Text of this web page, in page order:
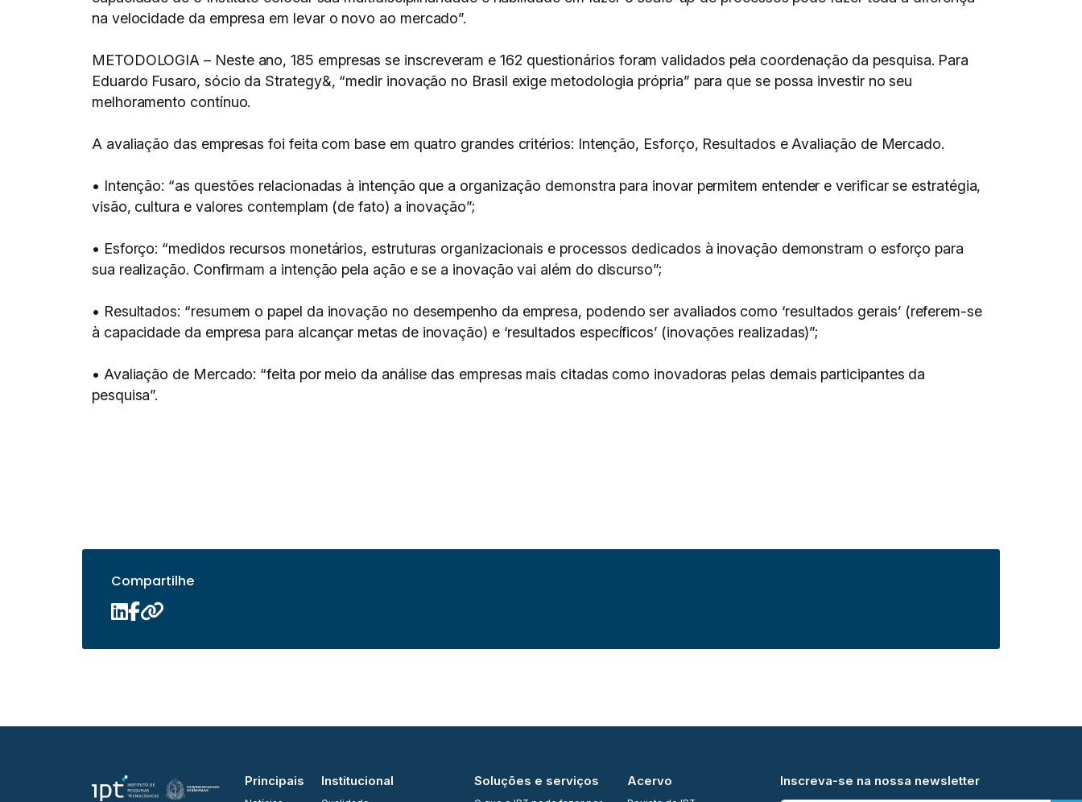
na velocidade da empresa em levar o novo ao mercado”.
METODOLOGIA – Neste ano, 185 empresas se inscreveram e 162 questionários foram validados pela coordenação da pesquisa. Para
Eduardo Fusaro, sócio da Strategy&, “medir inovação no Brasil exige metodologia própria” para que se possa investir no seu
melhoramento contínuo.
A avaliação das empresas foi feita com base em quatro grandes critérios: Intenção, Esforço, Resultados e Avaliação de Mercado.
• Intenção: “as questões relacionadas à intenção que a organização demonstra para inovar permitem entender e verificar se estratégia,
visão, cultura e valores contemplam (de fato) a inovação”;
• Esforço: “medidos recursos monetários, estruturas organizacionais e processos dedicados à inovação demonstram o esforço para
sua realização. Confirmam a intenção pela ação e se a inovação vai além do discurso”;
• Resultados: “resumem o papel da inovação no desempenho da empresa, podendo ser avaliados como ‘resultados gerais’ (referem-se
à capacidade da empresa para alcançar metas de inovação) e ‘resultados específicos’ (inovações realizadas)”;
• Avaliação de Mercado: “feita por meio da análise das empresas mais citadas como inovadoras pelas demais participantes da
pesquisa”.
Compartilhe
Principais Institucional Soluções e serviços Acervo Inscreva-se na nossa newsletter